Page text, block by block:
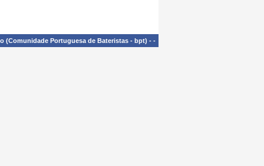
(Comunidade Portuguesa de Bateristas - bpt) - -